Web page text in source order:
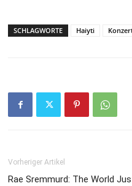
SCHLAGWORTE Haiyti
Vorheriger Artikel
Rae Sremmurd: The World